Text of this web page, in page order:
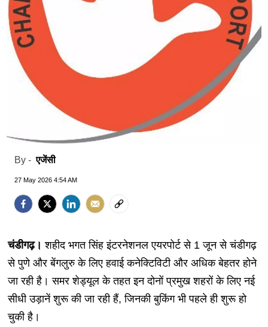
By -एजेंसी
27 May 2026 4:54 AM
चंडीगढ़।शहीद भगत सिंह इंटरनेशनल एयरपोर्ट से 1 जून से चंडीगढ़
से पुणे और बेंगलुरु के लिए हवाई कनेक्टिविटी और अधिक बेहतर होने
जा रही है। समर शेड्यूल के तहत इन दोनों प्रमुख शहरों के लिए नई
सीधी उड़ानें शुरू की जा रही हैं, जिनकी बुकिंग भी पहले ही शुरू हो
चुकी है।